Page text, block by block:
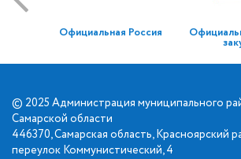
Официальная Россия
© 2025 Администрация муниципального
Самарской области
446370, Самарская область, Красноярский
переулок Коммунистический, 4